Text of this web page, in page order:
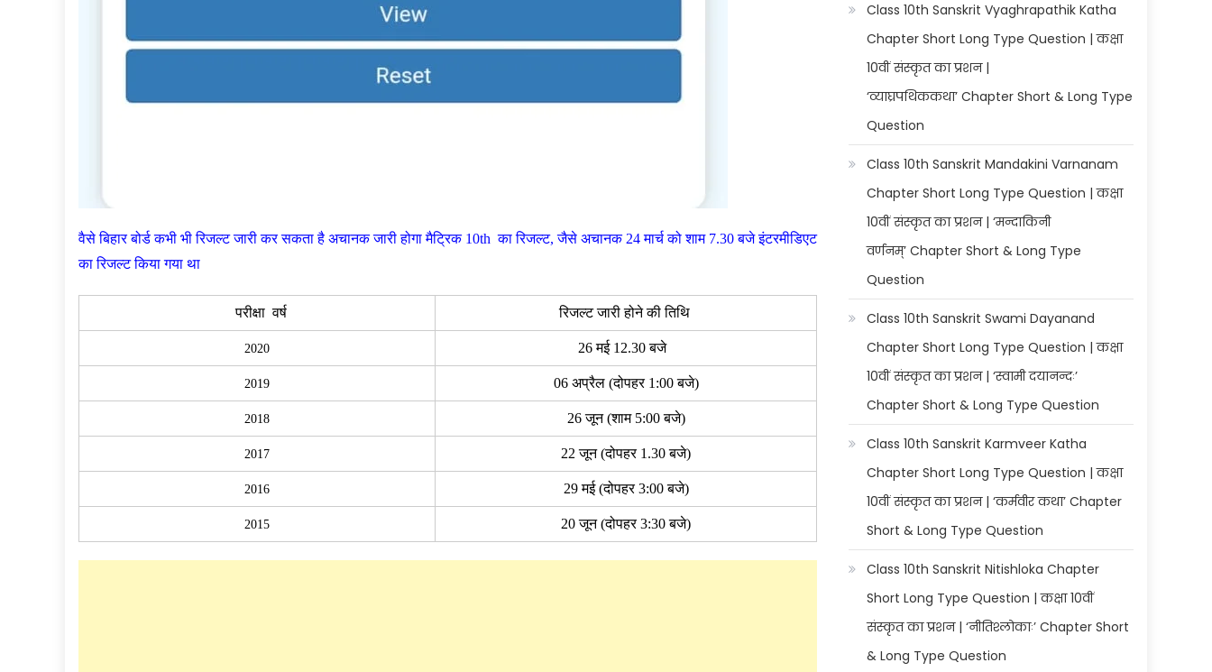
वैसे बिहार बोर्ड कभी भी रिजल्ट जारी कर सकता है अचानक जारी होगा मैट्रिक 10th का रिजल्ट, जैसे अचानक 24 मार्च को शाम 7.30 बजे इंटरमीडिएट
का रिजल्ट किया गया था
परीक्षा वर्ष रिजल्ट जारी होने की तिथि
2020 26 मई 12.30 बजे
2019 06 अप्रैल (दोपहर 1:00 बजे)
2018 26 जून (शाम 5:00 बजे)
2017 22 जून (दोपहर 1.30 बजे)
2016 29 मई (दोपहर 3:00 बजे)
2015 20 जून (दोपहर 3:30 बजे)
Class 10th Sanskrit Vyaghrapathik Katha
Chapter Short Long Type Question | कक्षा
10वीं संस्कृत का प्रशन |
‘व्याघ्रपथिककथा’ Chapter Short & Long Type
Question
Class 10th Sanskrit Mandakini Varnanam
Chapter Short Long Type Question | कक्षा
10वीं संस्कृत का प्रशन | ‘मन्दाकिनी
वर्णनम्’ Chapter Short & Long Type
Question
Class 10th Sanskrit Swami Dayanand
Chapter Short Long Type Question | कक्षा
10वीं संस्कृत का प्रशन | ‘स्वामी दयानन्दः’
Chapter Short & Long Type Question
Class 10th Sanskrit Karmveer Katha
Chapter Short Long Type Question | कक्षा
10वीं संस्कृत का प्रशन | ‘कर्मवीर कथा’ Chapter
Short & Long Type Question
Class 10th Sanskrit Nitishloka Chapter
Short Long Type Question | कक्षा 10वीं
संस्कृत का प्रशन | ‘नीतिश्लोकाः’ Chapter Short
& Long Type Question